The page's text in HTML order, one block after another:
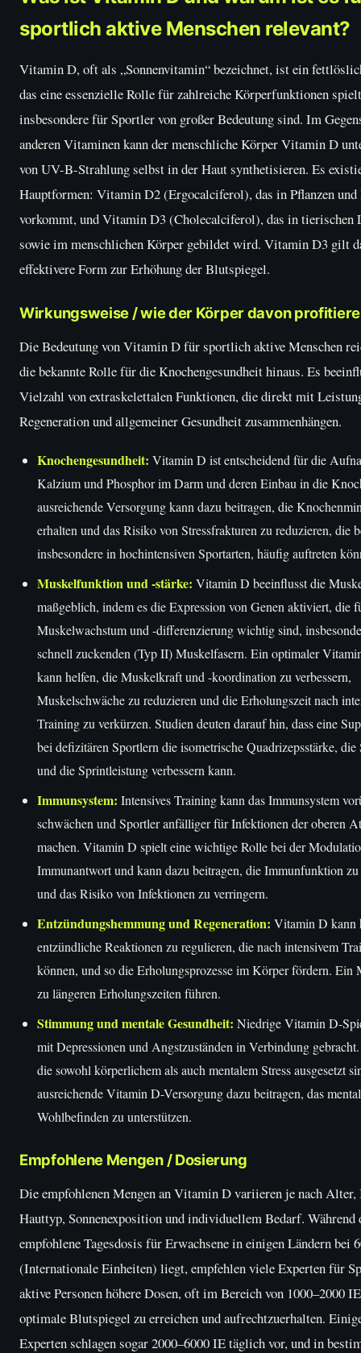
sportlich aktive Menschen relevant?
Vitamin D, oft als „Sonnenvitamin“ bezeichnet, ist ein
das eine essenzielle Rolle für zahlreiche Körperfunktionen
insbesondere für Sportler von großer Bedeutung sind. Im
anderen Vitaminen kann der menschliche Körper Vitamin D
von UV-B-Strahlung selbst in der Haut synthetisieren. Es
Hauptformen: Vitamin D2 (Ergocalciferol), das in Pflanzen und
vorkommt, und Vitamin D3 (Cholecalciferol), das in tierischen
sowie im menschlichen Körper gebildet wird. Vitamin D3 gilt
effektivere Form zur Erhöhung der Blutspiegel.
Wirkungsweise / wie der Körper davon
Die Bedeutung von Vitamin D für sportlich aktive Menschen
die bekannte Rolle für die Knochengesundheit hinaus. Es
Vielzahl von extraskelettalen Funktionen, die direkt mit
Regeneration und allgemeiner Gesundheit zusammenhängen.
Knochengesundheit: Vitamin D ist entscheidend für die
Kalzium und Phosphor im Darm und deren Einbau in die
ausreichende Versorgung kann dazu beitragen, die
erhalten und das Risiko von Stressfrakturen zu reduzieren, die
insbesondere in hochintensiven Sportarten, häufig auftreten
Muskelfunktion und -stärke: Vitamin D beeinflusst die
maßgeblich, indem es die Expression von Genen aktiviert, die
Muskelwachstum und -differenzierung wichtig sind,
schnell zuckenden (Typ II) Muskelfasern. Ein optimaler
kann helfen, die Muskelkraft und -koordination zu verbessern,
Muskelschwäche zu reduzieren und die Erholungszeit nach
Training zu verkürzen. Studien deuten darauf hin, dass eine
bei defizitären Sportlern die isometrische Quadrizepsstärke, die
und die Sprintleistung verbessern kann.
Immunsystem: Intensives Training kann das Immunsystem
schwächen und Sportler anfälliger für Infektionen der oberen
machen. Vitamin D spielt eine wichtige Rolle bei der
Immunantwort und kann dazu beitragen, die Immunfunktion zu
und das Risiko von Infektionen zu verringern.
Entzündungshemmung und Regeneration: Vitamin D kann
entzündliche Reaktionen zu regulieren, die nach intensivem
können, und so die Erholungsprozesse im Körper fördern. Ein
zu längeren Erholungszeiten führen.
Stimmung und mentale Gesundheit: Niedrige Vitamin D-
mit Depressionen und Angstzuständen in Verbindung
die sowohl körperlichem als auch mentalem Stress ausgesetzt
ausreichende Vitamin D-Versorgung dazu beitragen, das
Wohlbefinden zu unterstützen.
Empfohlene Mengen / Dosierung
Die empfohlenen Mengen an Vitamin D variieren je nach Alter,
Hauttyp, Sonnenexposition und individuellem Bedarf.
empfohlene Tagesdosis für Erwachsene in einigen Ländern bei
(Internationale Einheiten) liegt, empfehlen viele Experten für
aktive Personen höhere Dosen, oft im Bereich von 1000–2000
optimale Blutspiegel zu erreichen und aufrechtzuerhalten.
Experten schlagen sogar 2000–6000 IE täglich vor, und in